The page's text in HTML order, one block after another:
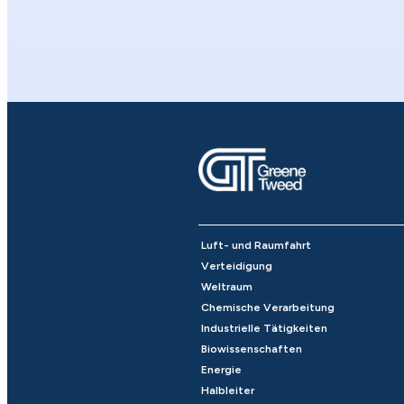
Luft- und Raumfahrt
Verteidigung
Weltraum
Chemische Verarbeitung
Industrielle Tätigkeiten
Biowissenschaften
Energie
Halbleiter